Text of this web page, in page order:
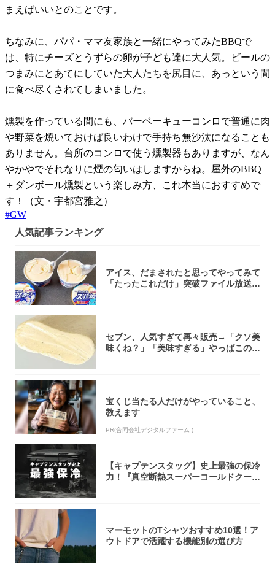
まえばいいとのことです。
ちなみに、パパ・ママ友家族と一緒にやってみたBBQで
は、特にチーズとうずらの卵が子ども達に大人気。ビールの
つまみにとあてにしていた大人たちを尻目に、あっという間
に食べ尽くされてしまいました。
燻製を作っている間にも、バーベーキューコンロで普通に肉
や野菜を焼いておけば良いわけで手持ち無沙汰になることも
ありません。台所のコンロで使う燻製器もありますが、なん
やかやでそれなりに煙の匂いはしますからね。屋外のBBQ
＋ダンボール燻製という楽しみ方、これ本当におすすめで
す！（文・宇都宮雅之）
#GW
人気記事ランキング
アイス、だまされたと思ってやってみて
「たったこれだけ」突破ファイル放送で
セブン、人気すぎて再々販売→「クソ美
味くね？」「美味すぎる」やっぱこのク
宝くじ当たる人だけがやっていること、
教えます
PR(合同会社デジタルファーム )
【キャプテンスタッグ】史上最強の保冷
力！『真空断熱スーパーコールドクーラ
マーモットのTシャツおすすめ10選！ア
ウトドアで活躍する機能別の選び方